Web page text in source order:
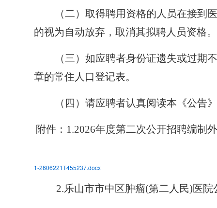
（二）取得聘用资格的人员在接
的视为自动放弃，取消其拟聘人员资格。
（三）如应聘者身份证遗失或过
章的常住人口登记表。
（四）请应聘者认真阅读本《公告
附件： 1.2026年度第二次公开招聘编制
1-2606221T455237.docx
2.乐山市市中区肿瘤(第二人民)医院